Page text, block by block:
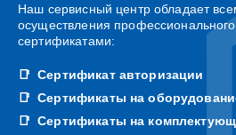
Наш сервисный центр обладает
осуществления
сертификатами:
Сертификат авторизации
Сертификаты на
Сертификаты на